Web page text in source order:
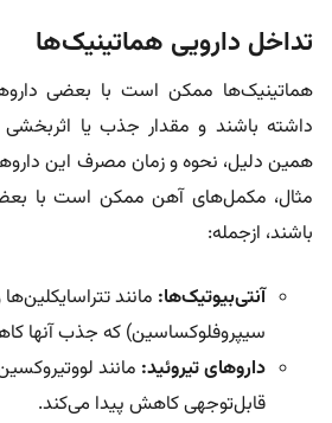
تداخل دارویی هماتینیک‌ها
هماتینیک‌ها ممکن است با بعضی
داشته باشند و مقدار جذب یا
همین دلیل، نحوه و زمان مصرف این
مثال، مکمل‌های آهن ممکن است با
باشند، ازجمله:
آنتی‌بیوتیک‌ها: مانند
سیپروفلوکساسین) که جذب آنها
داروهای تیروئید: مانند
قابل‌توجهی کاهش پیدا می‌کند.